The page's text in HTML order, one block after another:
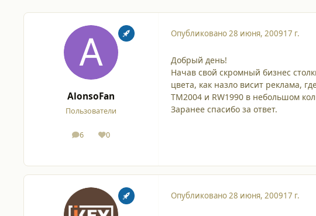
AlonsoFan
Пользователи
6
сообщения
0
Репутация
Опубликовано28 июня, 200917 г.
Добрый день!
Начав свой скромный бизнес
цвета, как назло висит реклама,
TM2004 и RW1990 в небольшом
Заранее спасибо за ответ.
Опубликовано28 июня, 200917 г.